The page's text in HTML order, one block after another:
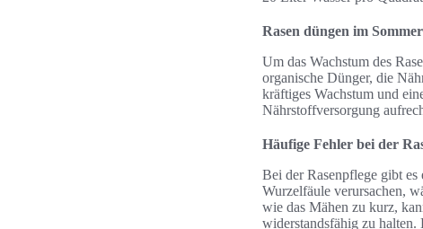
Rasen düngen im
Um das Wachstum des
organische Dünger, die
kräftiges Wachstum und
Nährstoffversorgung
Häufige Fehler bei der
Bei der Rasenpflege gibt
Wurzelfäule verursachen,
wie das Mähen zu kurz,
widerstandsfähig zu